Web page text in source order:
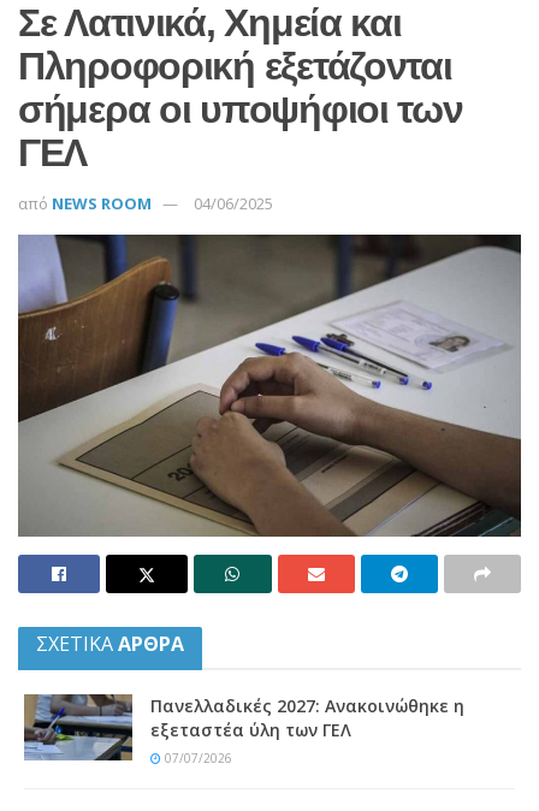
Σε Λατινικά, Χημεία και
Πληροφορική εξετάζονται
σήμερα οι υποψήφιοι των
ΓΕΛ
από NEWS ROOM 04/06/2025
ΣΧΕΤΙΚΑΑΡΘΡΑ
Πανελλαδικές 2027: Ανακοινώθηκε η
εξεταστέα ύλη των ΓΕΛ
07/07/2026